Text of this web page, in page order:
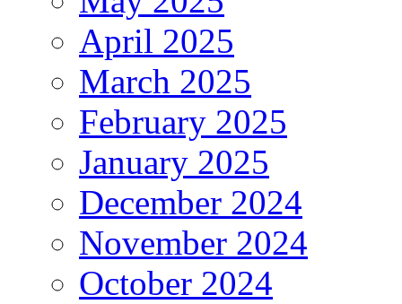
April 2025
March 2025
February 2025
January 2025
December 2024
November 2024
October 2024